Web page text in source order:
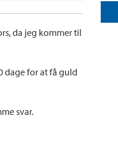
da jeg kommer til
dage for at få guld
svar.